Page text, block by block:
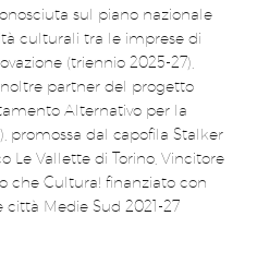
sul piano nazionale
culturali tra le imprese di
(triennio 2025-27),
partner del progetto
Alternativo per la
promossa dal capofila Stalker
Le Vallette di Torino, Vincitore
che Cultura! finanziato con
Medie Sud 2021-27